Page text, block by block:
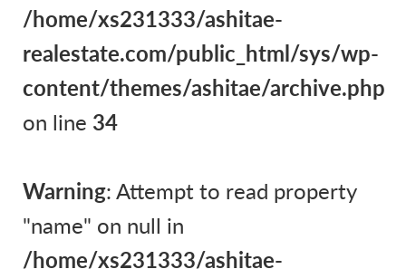
/home/xs231333/ashitae-
realestate.com/public_html/sys/wp-
content/themes/ashitae/archive.php
on line 34
Warning: Attempt to read property
"name" on null in
/home/xs231333/ashitae-